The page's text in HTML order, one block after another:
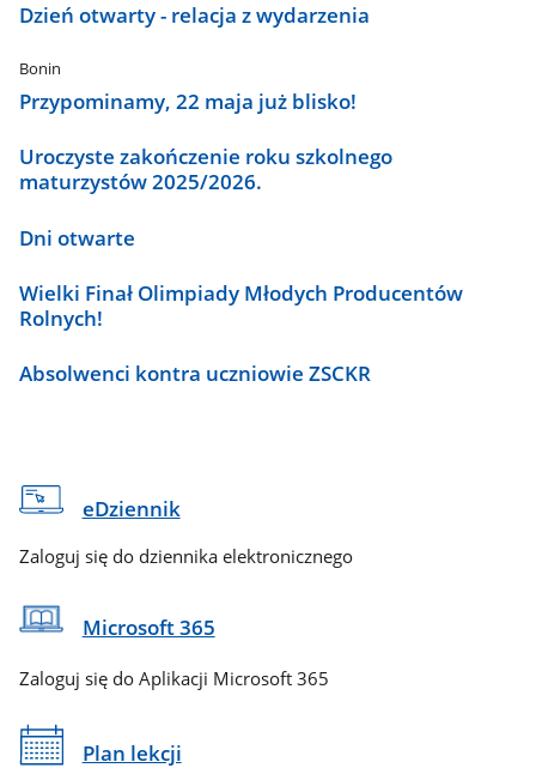
Dzień otwarty - relacja z wydarzenia
Bonin
Przypominamy, 22 maja już blisko!
Uroczyste zakończenie roku szkolnego
maturzystów 2025/2026.
Dni otwarte
Wielki Finał Olimpiady Młodych Producentów
Rolnych!
Absolwenci kontra uczniowie ZSCKR
eDziennik
Zaloguj się do dziennika elektronicznego
Microsoft 365
Zaloguj się do Aplikacji Microsoft 365
Plan lekcji